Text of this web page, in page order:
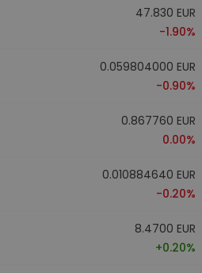
47.830 EUR
-1.90%
0.059804000 EUR
-0.90%
0.867760 EUR
0.00%
0.010884640 EUR
-0.20%
8.4700 EUR
+0.20%